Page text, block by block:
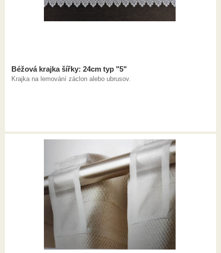
Béžová krajka šířky: 24cm typ "5"
Krajka na lemování záclon alebo ubrusov.